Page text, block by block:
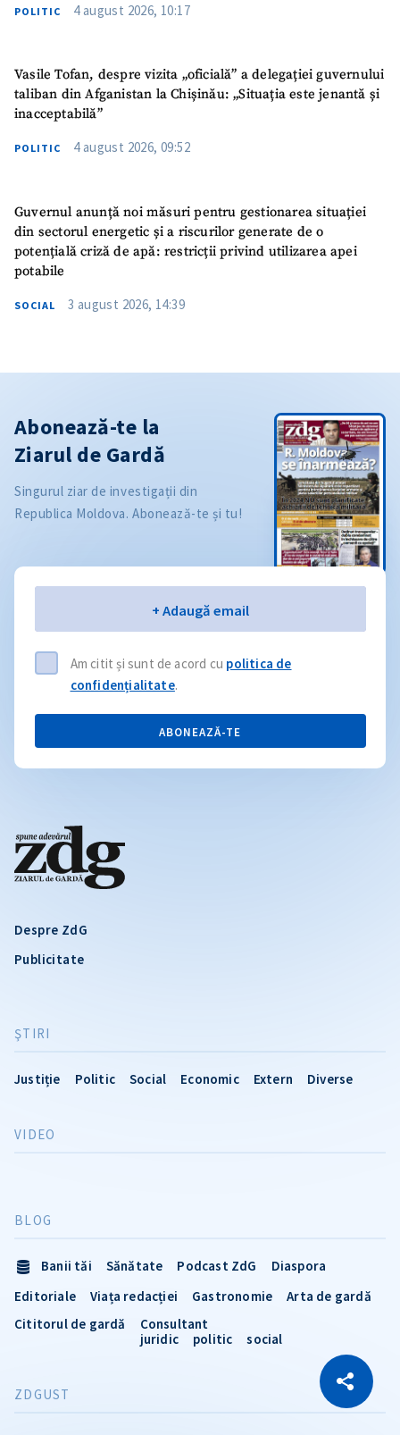
Copiază Link
POLITIC 4 august 2026, 10:17
Vasile Tofan, despre vizita „oficială” a delegației guvernului
taliban din Afganistan la Chișinău: „Situația este jenantă și
inacceptabilă”
POLITIC 4 august 2026, 09:52
Guvernul anunță noi măsuri pentru gestionarea situației
din sectorul energetic și a riscurilor generate de o
potențială criză de apă: restricții privind utilizarea apei
potabile
SOCIAL 3 august 2026, 14:39
Despre ZdG
Publicitate
ŞTIRI
Justiție Politic Social Economic Extern Diverse
VIDEO
BLOG
Banii tăi Sănătate Podcast ZdG
Diaspora
Editoriale
Viața redacției Gastronomie
Arta de gardă
Cititorul de gardă
Consultant
juridic
politic social
ZDGUST
Abonează-te la
Ziarul de Gardă
Singurul ziar de investigații din
Republica Moldova. Abonează-te și tu!
+ Adaugă email
Am citit și sunt de acord cu politica de
confidențialitate.
ABONEAZĂ-TE